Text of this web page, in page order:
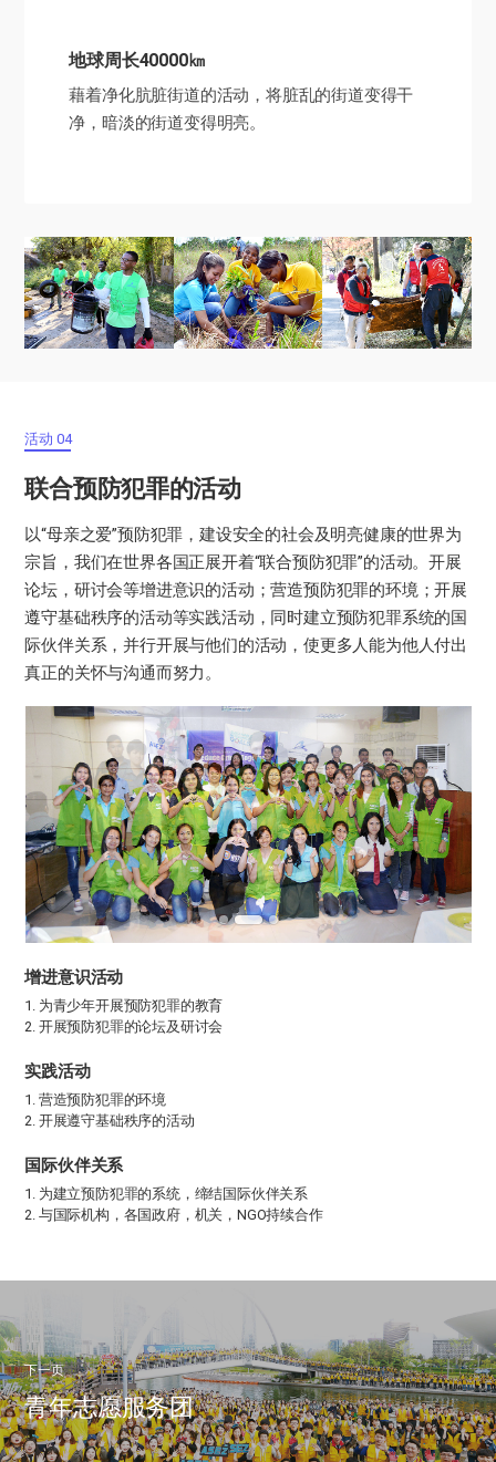
地球周长40000㎞
藉着净化肮脏街道的活动，将脏乱的街道变得干
净，暗淡的街道变得明亮。
活动 04
联合预防犯罪的活动
以“母亲之爱”预防犯罪，建设安全的社会及明亮健康的世界为
宗旨，我们在世界各国正展开着“联合预防犯罪”的活动。开展
论坛，研讨会等增进意识的活动；营造预防犯罪的环境；开展
遵守基础秩序的活动等实践活动，同时建立预防犯罪系统的国
际伙伴关系，并行开展与他们的活动，使更多人能为他人付出
真正的关怀与沟通而努力。
增进意识活动
1. 为青少年开展预防犯罪的教育
2. 开展预防犯罪的论坛及研讨会
实践活动
1. 营造预防犯罪的环境
2. 开展遵守基础秩序的活动
国际伙伴关系
1. 为建立预防犯罪的系统，缔结国际伙伴关系
2. 与国际机构，各国政府，机关，NGO持续合作
下一页
青年志愿服务团